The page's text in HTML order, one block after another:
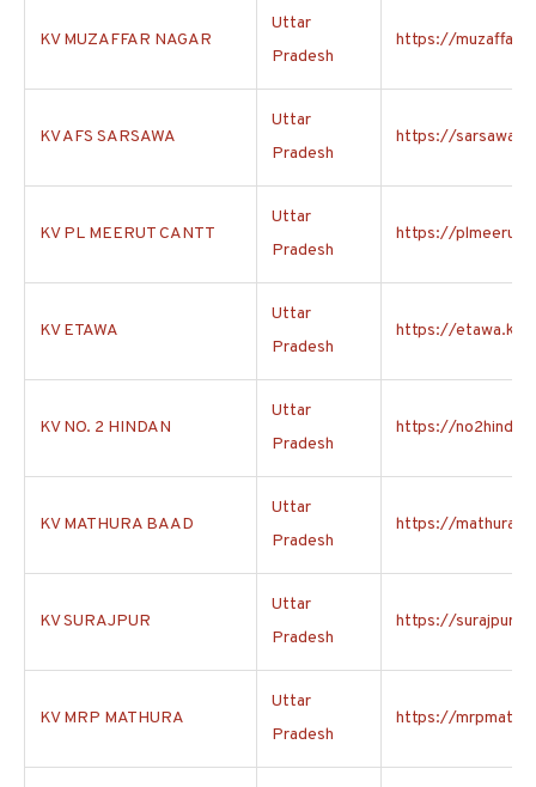
KV MUZAFFAR NAGAR
Uttar
Pradesh
https://
KV AFS SARSAWA
Uttar
Pradesh
https://
KV PL MEERUT CANTT
Uttar
Pradesh
https://
KV ETAWA
Uttar
Pradesh
https://
KV NO. 2 HINDAN
Uttar
Pradesh
https://
KV MATHURA BAAD
Uttar
Pradesh
https://
KV SURAJPUR
Uttar
Pradesh
https://
KV MRP MATHURA
Uttar
Pradesh
https://